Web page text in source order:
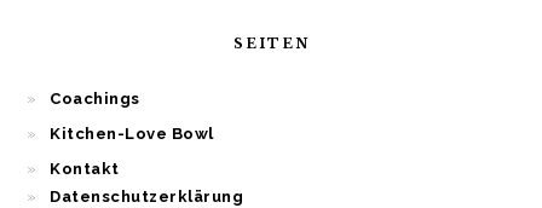
SEITEN
Coachings
Kitchen-Love Bowl
Kontakt
Datenschutzerklärung